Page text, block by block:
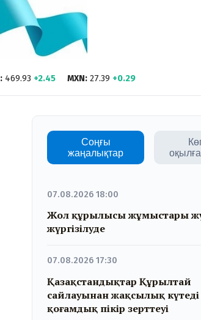
: 469.93 +2.45 MXN: 27.39 +0.29
Соңғы
жаңалықтар
07.08.2026 18:00
Жол құрылысы жұмыстары
жүргізілуде
07.08.2026 17:30
Қазақстандықтар Құрылтай
сайлауынан жақсылық күтеді
қоғамдық пікір зерттеуі